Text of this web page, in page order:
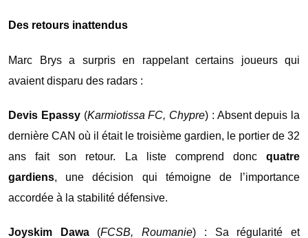
Des retours inattendus
Marc Brys a surpris en rappelant certains joueurs qui
avaient disparu des radars :
Devis Epassy(Karmiotissa FC, Chypre) : Absent depuis la
dernière CAN où il était le troisième gardien, le portier de 32
ans fait son retour. La liste comprend donc quatre
gardiens, une décision qui témoigne de l’importance
accordée à la stabilité défensive.
Joyskim Dawa(FCSB, Roumanie) : Sa régularité et